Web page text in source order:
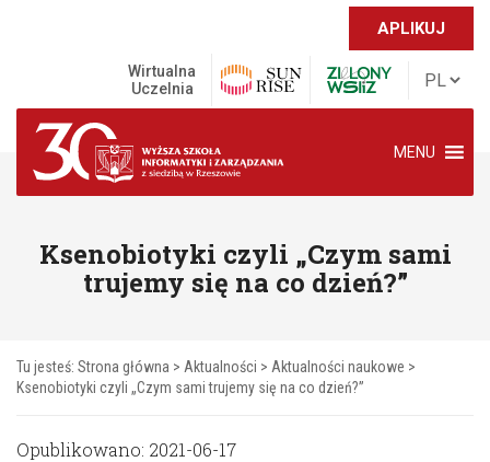
APLIKUJ
Wirtualna
Uczelnia
MENU
Ksenobiotyki czyli „Czym sami
trujemy się na co dzień?”
Tu jesteś: Strona główna > Aktualności > Aktualności naukowe >
Ksenobiotyki czyli „Czym sami trujemy się na co dzień?”
Opublikowano: 2021-06-17